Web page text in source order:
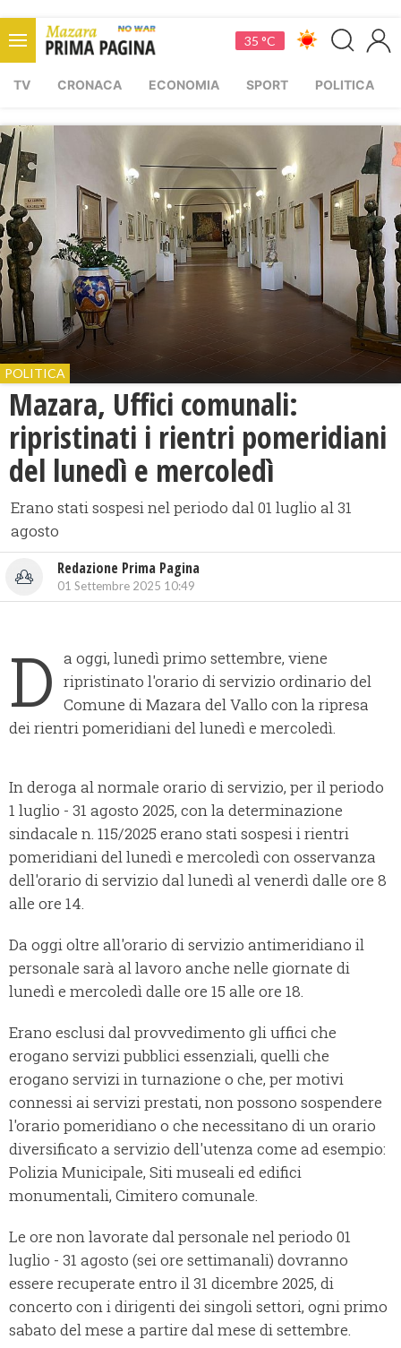
35 °C
TV CRONACA ECONOMIA SPORT POLITICA
POLITICA
​Mazara, Uffici comunali:
ripristinati i rientri pomeridiani
del lunedì e mercoledì
Erano stati sospesi nel periodo dal 01 luglio al 31
agosto
Redazione Prima Pagina
01 Settembre 2025 10:49
D a oggi, lunedì primo settembre, viene
ripristinato l'orario di servizio ordinario del
Comune di Mazara del Vallo con la ripresa
dei rientri pomeridiani del lunedì e mercoledì.
In deroga al normale orario di servizio, per il periodo
1 luglio - 31 agosto 2025, con la determinazione
sindacale n. 115/2025 erano stati sospesi i rientri
pomeridiani del lunedì e mercoledì con osservanza
dell'orario di servizio dal lunedì al venerdì dalle ore 8
alle ore 14.
Da oggi oltre all'orario di servizio antimeridiano il
personale sarà al lavoro anche nelle giornate di
lunedì e mercoledì dalle ore 15 alle ore 18.
Erano esclusi dal provvedimento gli uffici che
erogano servizi pubblici essenziali, quelli che
erogano servizi in turnazione o che, per motivi
connessi ai servizi prestati, non possono sospendere
l'orario pomeridiano o che necessitano di un orario
diversificato a servizio dell'utenza come ad esempio:
Polizia Municipale, Siti museali ed edifici
monumentali, Cimitero comunale.
Le ore non lavorate dal personale nel periodo 01
luglio - 31 agosto (sei ore settimanali) dovranno
essere recuperate entro il 31 dicembre 2025, di
concerto con i dirigenti dei singoli settori, ogni primo
sabato del mese a partire dal mese di settembre.